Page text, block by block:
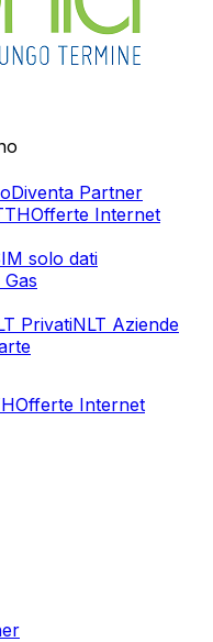
Diventa Partner
Offerte Internet
solo dati
PrivatiNLT Aziende
Offerte Internet